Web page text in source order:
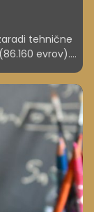
tehnične
evrov).
(17 evrov).